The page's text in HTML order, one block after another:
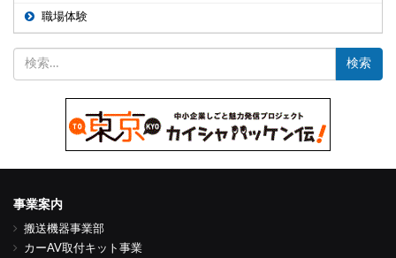
職場体験
検
索:
事業案内
搬送機器事業部
カーAV取付キット事業